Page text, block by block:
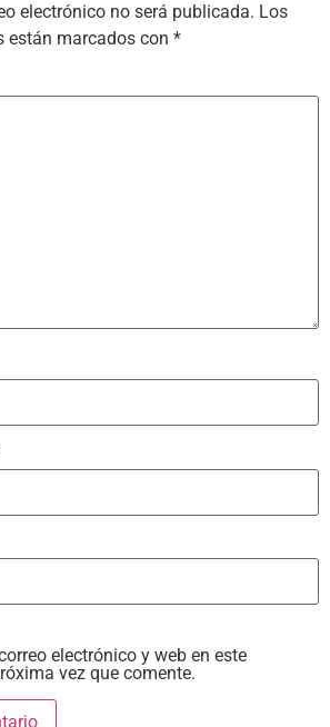
electrónico no será publicada. Los
marcados con *
electrónico y web en este
vez que comente.